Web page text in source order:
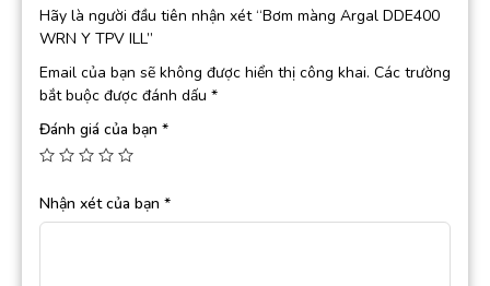
Hãy là người đầu tiên nhận xét “Bơm màng Argal DDE400
WRN Y TPV ILL”
Email của bạn sẽ không được hiển thị công khai. Các trường
bắt buộc được đánh dấu *
Đánh giá của bạn *
Nhận xét của bạn *